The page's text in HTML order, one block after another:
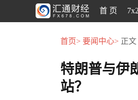
首 页
首页> 要闻中心> 正文
特朗普与伊
站？